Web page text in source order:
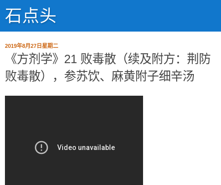
石点头
2019年8月27日星期二
《方剂学》21 败毒散（续及附方：荆防
败毒散），参苏饮、麻黄附子细辛汤